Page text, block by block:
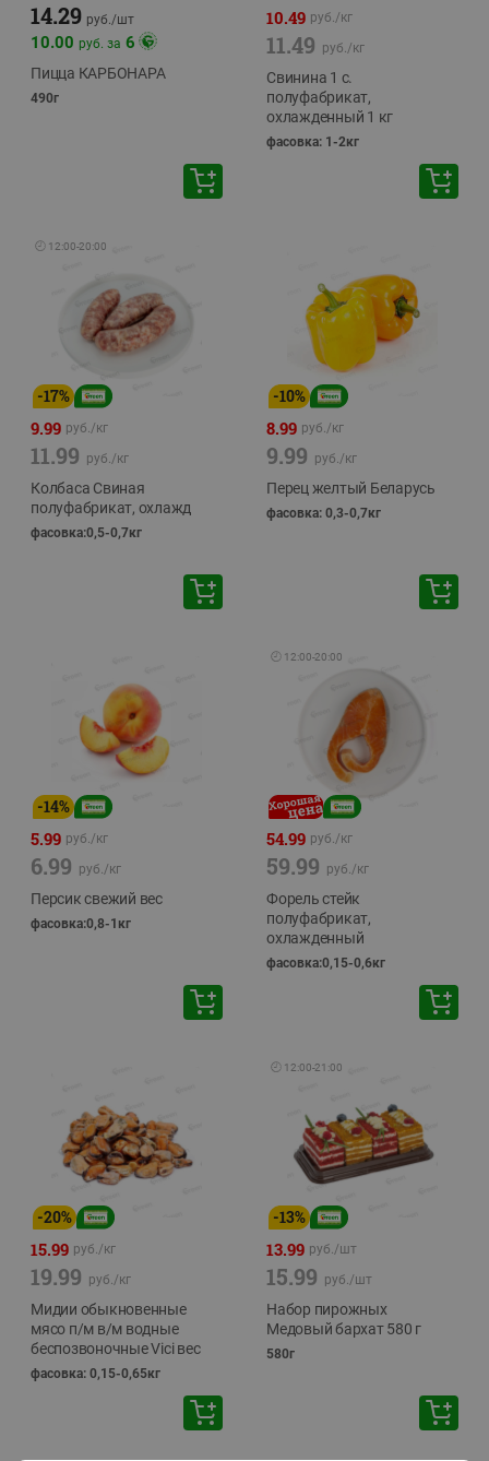
14.29 руб./шт
10.00 руб. за 6
Пицца КАРБОНАРА
490г
10.49 руб./кг
11.49 руб./кг
Свинина 1 с.
полуфабрикат,
охлажденный 1 кг
фасовка: 1-2кг
🕘 12:00-20:00
-17%
9.99 руб./кг
11.99 руб./кг
Колбаса Свиная
полуфабрикат, охлажд
фасовка:0,5-0,7кг
-10%
8.99 руб./кг
9.99 руб./кг
Перец желтый Беларусь
фасовка: 0,3-0,7кг
-14%
5.99 руб./кг
6.99 руб./кг
Персик свежий вес
фасовка:0,8-1кг
🕘 12:00-20:00
54.99 руб./кг
59.99 руб./кг
Форель стейк
полуфабрикат,
охлажденный
фасовка:0,15-0,6кг
-20%
15.99 руб./кг
19.99 руб./кг
Мидии обыкновенные
мясо п/м в/м водные
беспозвоночные Vici вес
фасовка: 0,15-0,65кг
🕘 12:00-21:00
-13%
13.99 руб./шт
15.99 руб./шт
Набор пирожных
Медовый бархат 580 г
580г